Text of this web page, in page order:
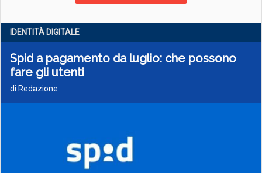
IDENTITÀ DIGITALE
Spid a pagamento da luglio: che possono
fare gli utenti
di Redazione